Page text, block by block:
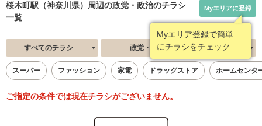
桜木町駅（神奈川県）周辺の政党・政治のチラシ
一覧
Myエリア登録で簡単
にチラシをチェック
Myエリアに登録
すべてのチラシ 政党・政治 新着順
スーパー ファッション 家電 ドラッグストア ホームセンタ
ご指定の条件では現在チラシがございません。